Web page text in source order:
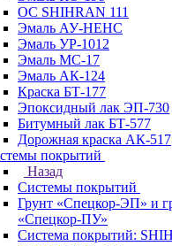
ОС SHIHRAN 111
Эмаль АУ-НЕНС
Эмаль УР-1012
Эмаль МС-17
Эмаль АК-124
Краска БТ-177
Эпоксидный лак ЭП-730
Битумный лак БТ-577
Дорожная краска АК-517
покрытий
Назад
Системы покрытий
Грунт «Спецкор-ЭП» и
«Спецкор-ПУ»
Система покрытий: